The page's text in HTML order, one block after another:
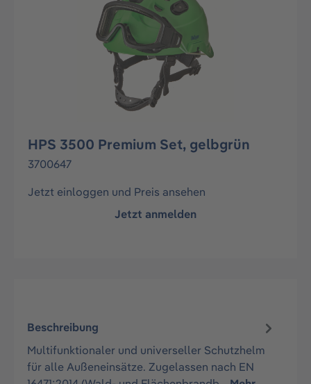
HPS 3500 Premium Set, gelbgrün
3700647
Jetzt einloggen und Preis ansehen
Jetzt anmelden
Beschreibung
Multifunktionaler und universeller Schutzhelm
für alle Außeneinsätze. Zugelassen nach EN